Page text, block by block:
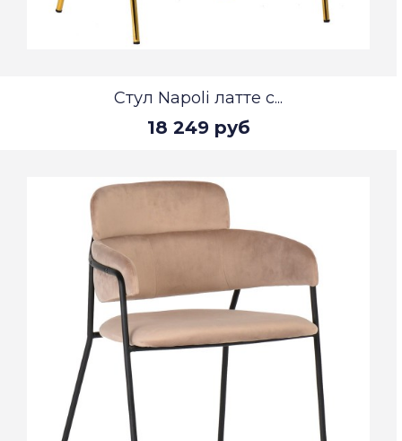
Стул Napoli латте с...
18 249 руб